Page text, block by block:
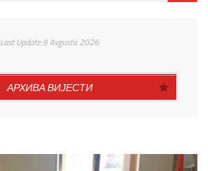
Last Update:9 Avgusta 2026
АРХИВА ВИЈЕСТИ